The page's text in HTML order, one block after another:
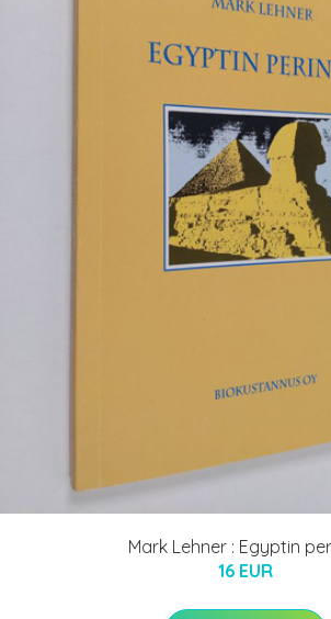
Mark Lehner : Egyptin
16 EUR